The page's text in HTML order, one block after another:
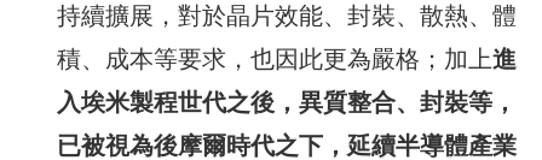
持續擴展，對於晶片效能、封裝、散熱、體
積、成本等要求，也因此更為嚴格；加上進
入埃米製程世代之後，異質整合、封裝等，
已被視為後摩爾時代之下，延續半導體產業